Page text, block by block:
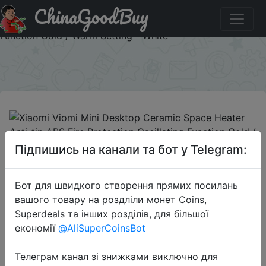
Придбати по знижці Xiaomi Viomi Mini Desktop Ceramic
Space Heater Anti-tip ABS Fire Protection Oscillating
Function Cold / Warm Setting - White
ChinaGoodBuy
2018-12-15
Xiaomi Viomi Mini Desktop Ceramic
Space Heater Anti-tip ABS Fire
Protection Oscillating Function Cold
/ Warm Setting - White
$48.99
Підпишись на канали та бот у Telegram:
Бот для швидкого створення прямих посилань
вашого товару на роздліли монет Coins,
Superdeals та інших розділів, для більшої
економії @AliSuperCoinsBot
Телеграм канал зі знижками виключно для